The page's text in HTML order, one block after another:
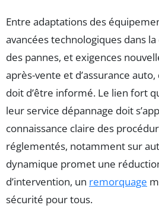
Entre adaptations des
avancées technologiques dans
des pannes, et exigences
après-vente et d’assurance
doit d’être informé. Le lien fort
leur service dépannage doit
connaissance claire des
réglementés, notamment sur
dynamique promet une
d’intervention, un remorquage
sécurité pour tous.